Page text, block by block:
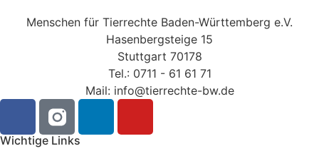
Menschen für Tierrechte Baden-Württemberg e.V.
Hasenbergsteige 15
Stuttgart 70178
Tel.: 0711 - 61 61 71
Mail: info@tierrechte-bw.de
Wichtige Links